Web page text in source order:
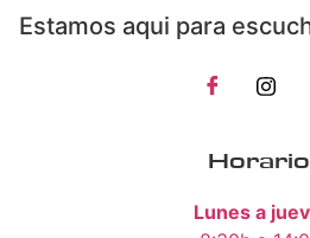
Estamos aqui para
Lunes a